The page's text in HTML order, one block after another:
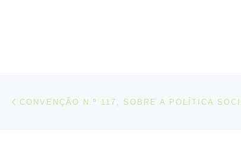
Post navigation